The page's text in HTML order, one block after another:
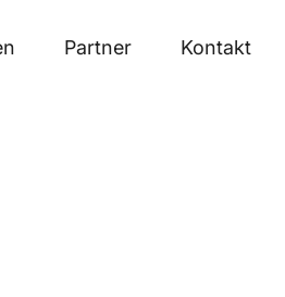
Partner Kontakt